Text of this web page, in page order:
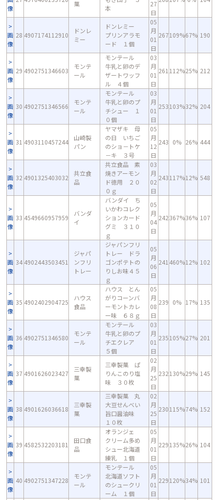
像
菓
本
27
日
画
像
28 4907174112910
ドンレ
ミー
ドンレミー
プリンアラモ
ード １個
05
月
01
日
267109%67% 190
画
像
29 4902751346603
モンテ
ール
モンテール
牛乳と卵のデ
ザートワッフ
ル ４個
03
月
01
日
261 112%25% 212
画
像
30 4902751346566
モンテ
ール
モンテール
牛乳と卵のプ
チシュー １
０個
03
月
01
日
253103%32% 204
画
像
31 4903110457244
山崎製
パン
ヤマザキ 母
の日 いちご
のショ－トケ
－キ ３号
05
月
12
日
243 0% 26% 444
画
像
32 4901325403032
共立食
品
共立食品 素
焼きアーモン
ド徳用 ２０
０ｇ
03
月
02
日
243117%12% 548
画
像
33 4549660957959
バンダ
イ
バンダイ ち
いかわコレク
ションカード
グミ ３１０
ｇ
05
月
04
日
242367%36% 107
画
像
34 4902443503451
ジャパ
ンフリ
トレー
ジャパンフリ
トレー ドラ
ゴンポテトの
りしお味４５
ｇ
05
月
06
日
241 460%12% 102
画
像
35 4902402904725
ハウス
食品
ハウス とん
がりコーンバ
ーモントカレ
ー味 ６８ｇ
05
月
08
日
239 0% 17% 135
画
像
36 4902751346580
モンテ
ール
モンテール
牛乳と卵のプ
チエクレア
５個
03
月
01
日
235105%27% 201
画
像
37 4901626023427
三幸製
菓
三幸製菓 ぱ
りんこのり塩
味 ３０枚
02
月
25
日
232130%29% 145
画
像
38 4901626036618
三幸製
菓
三幸製菓 丸
大豆せんべい
旨口醤油味
１０枚
02
月
25
日
230115%74% 152
画
像
39 4582532203181
田口食
品
オランジェ
クリーム多め
シュー北海道
練乳 １個
05
月
01
日
229135%26% 104
画
像
40 4902751347228
モンテ
ール
モンテール
北海道ソフト
のシュークリ
ーム １個
05
月
01
日
229120%34% 101